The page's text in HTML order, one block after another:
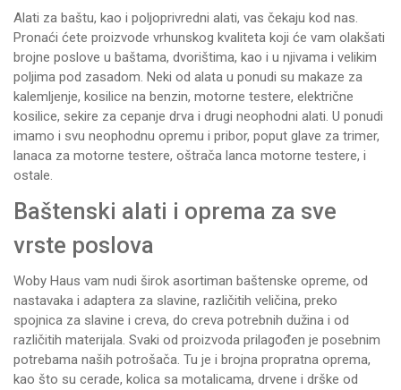
Alati za baštu, kao i poljoprivredni alati, vas čekaju kod nas.
Pronaći ćete proizvode vrhunskog kvaliteta koji će vam olakšati
brojne poslove u baštama, dvorištima, kao i u njivama i velikim
poljima pod zasadom. Neki od alata u ponudi su makaze za
kalemljenje, kosilice na benzin, motorne testere, električne
kosilice, sekire za cepanje drva i drugi neophodni alati. U ponudi
imamo i svu neophodnu opremu i pribor, poput glave za trimer,
lanaca za motorne testere, oštrača lanca motorne testere, i
ostale.
Baštenski alati i oprema za sve
vrste poslova
Woby Haus vam nudi širok asortiman baštenske opreme, od
nastavaka i adaptera za slavine, različitih veličina, preko
spojnica za slavine i creva, do creva potrebnih dužina i od
različitih materijala. Svaki od proizvoda prilagođen je posebnim
potrebama naših potrošača. Tu je i brojna propratna oprema,
kao što su cerade, kolica sa motalicama, drvene i drške od